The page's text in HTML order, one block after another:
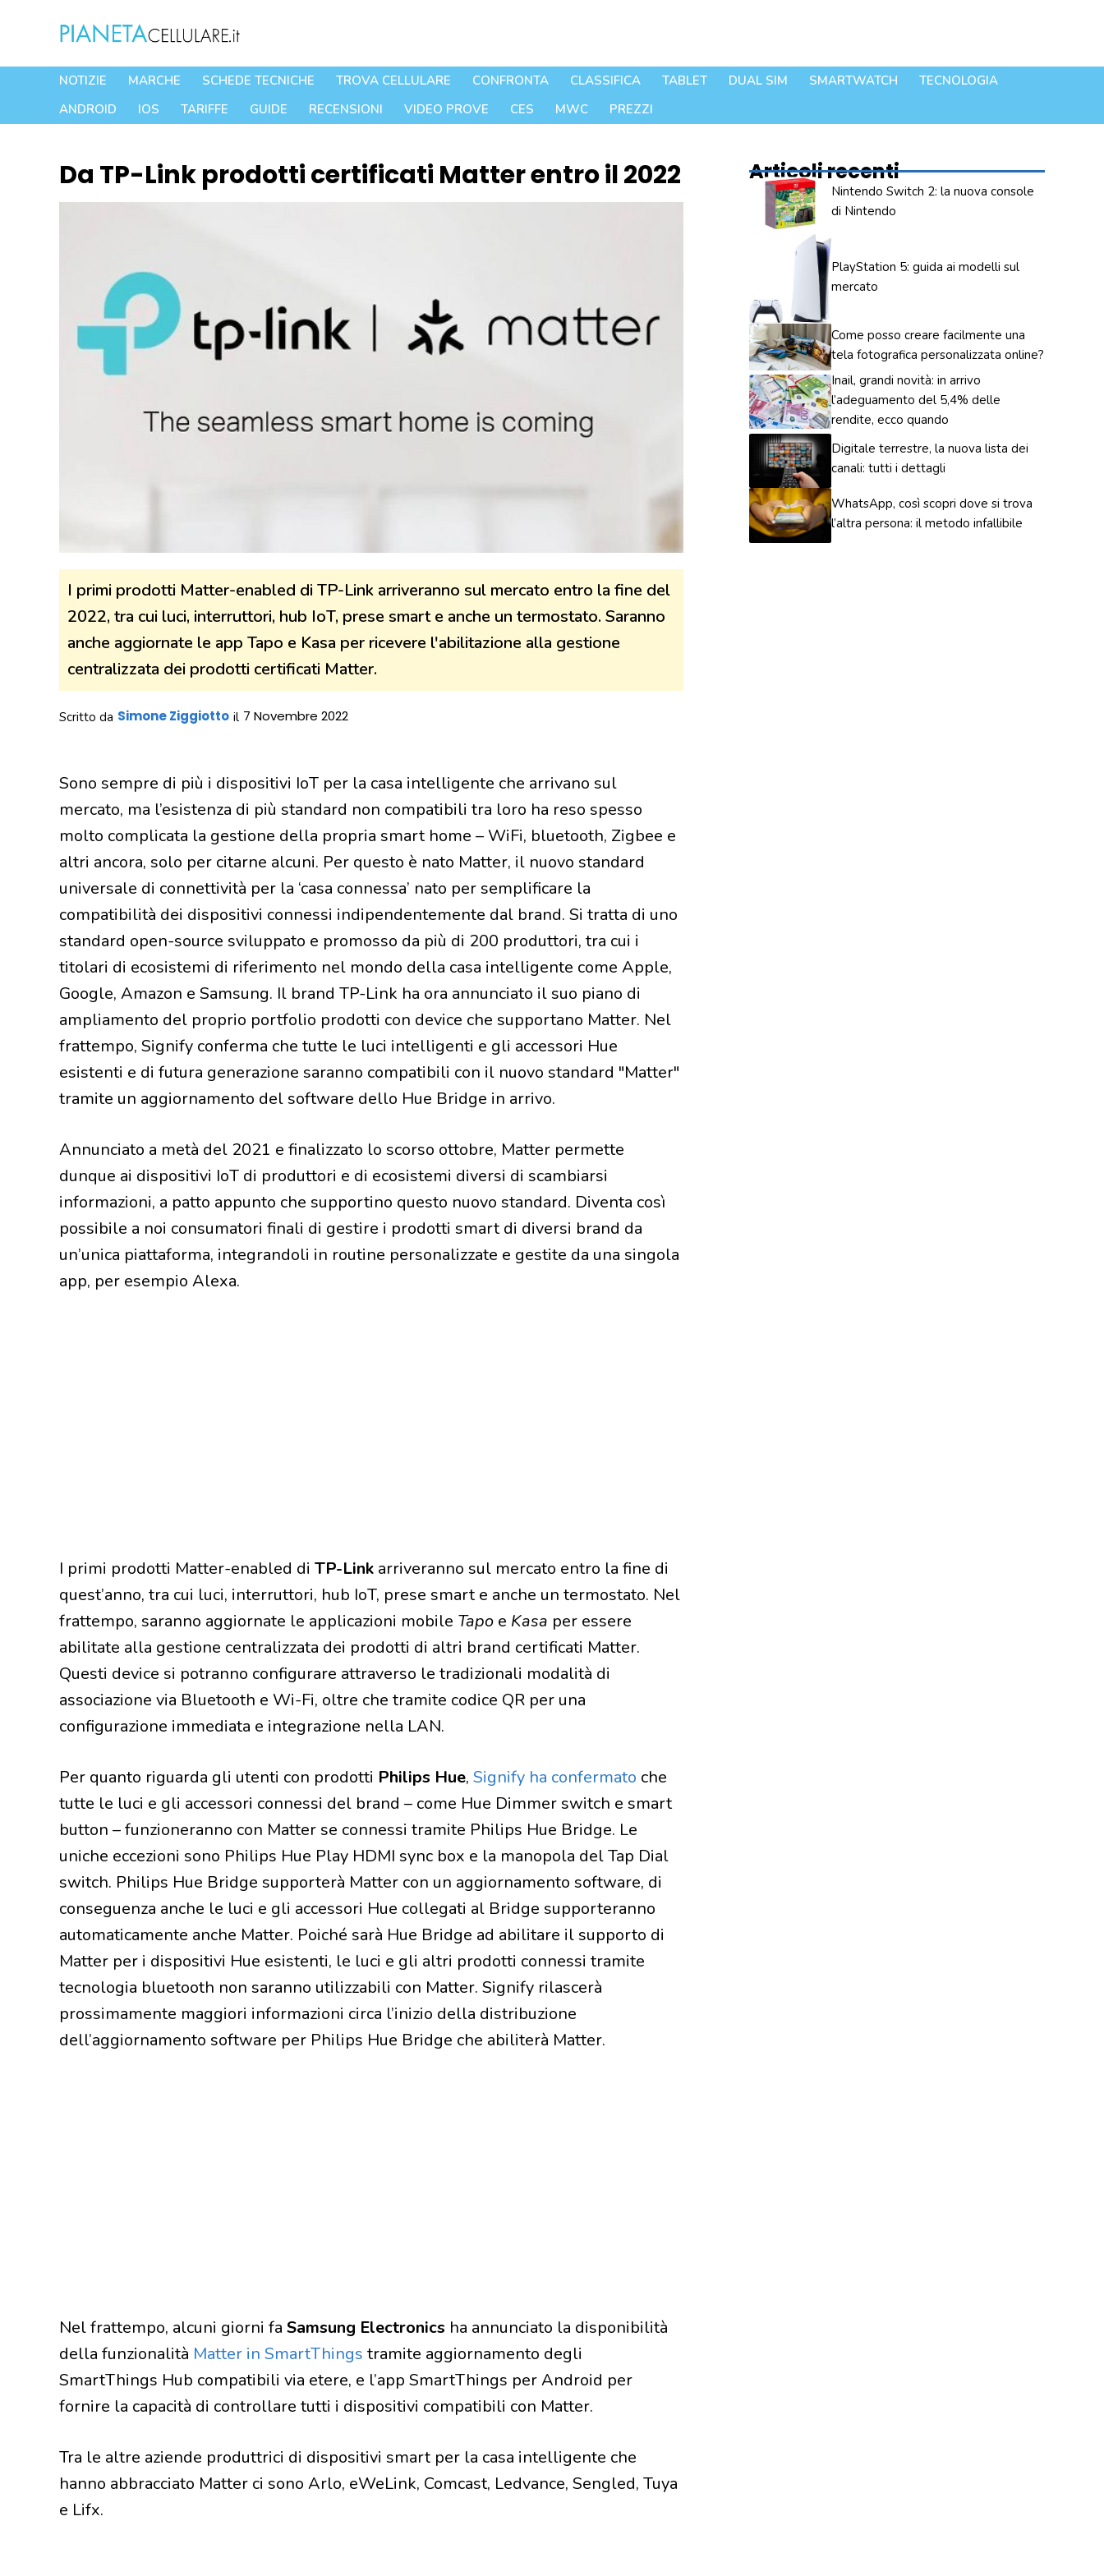
contenuto
NOTIZIE MARCHE SCHEDE TECNICHE TROVA CELLULARE CONFRONTA CLASSIFICA TABLET DUAL SIM SMARTWATCH
TECNOLOGIA
ANDROID
IOS TARIFFE GUIDE RECENSIONI VIDEO PROVE CES MWC PREZZI
Da TP-Link prodotti certificati Matter entro il 2022
I primi prodotti Matter-enabled di TP-Link arriveranno sul mercato entro la fine del
2022, tra cui luci, interruttori, hub IoT, prese smart e anche un termostato. Saranno
anche aggiornate le app Tapo e Kasa per ricevere l'abilitazione alla gestione
centralizzata dei prodotti certificati Matter.
Scritto da Simone Ziggiotto il 7 Novembre 2022
Sono sempre di più i dispositivi IoT per la casa intelligente che arrivano sul
mercato, ma l’esistenza di più standard non compatibili tra loro ha reso spesso
molto complicata la gestione della propria smart home – WiFi, bluetooth, Zigbee e
altri ancora, solo per citarne alcuni. Per questo è nato Matter, il nuovo standard
universale di connettività per la ‘casa connessa’ nato per semplificare la
compatibilità dei dispositivi connessi indipendentemente dal brand. Si tratta di uno
standard open-source sviluppato e promosso da più di 200 produttori, tra cui i
titolari di ecosistemi di riferimento nel mondo della casa intelligente come Apple,
Google, Amazon e Samsung. Il brand TP-Link ha ora annunciato il suo piano di
ampliamento del proprio portfolio prodotti con device che supportano Matter. Nel
frattempo, Signify conferma che tutte le luci intelligenti e gli accessori Hue
esistenti e di futura generazione saranno compatibili con il nuovo standard "Matter"
tramite un aggiornamento del software dello Hue Bridge in arrivo.
Annunciato a metà del 2021 e finalizzato lo scorso ottobre, Matter permette
dunque ai dispositivi IoT di produttori e di ecosistemi diversi di scambiarsi
informazioni, a patto appunto che supportino questo nuovo standard. Diventa così
possibile a noi consumatori finali di gestire i prodotti smart di diversi brand da
un’unica piattaforma, integrandoli in routine personalizzate e gestite da una singola
app, per esempio Alexa.
I primi prodotti Matter-enabled di TP-Link arriveranno sul mercato entro la fine di
quest’anno, tra cui luci, interruttori, hub IoT, prese smart e anche un termostato. Nel
frattempo, saranno aggiornate le applicazioni mobile Tapo e Kasa per essere
abilitate alla gestione centralizzata dei prodotti di altri brand certificati Matter.
Questi device si potranno configurare attraverso le tradizionali modalità di
associazione via Bluetooth e Wi-Fi, oltre che tramite codice QR per una
configurazione immediata e integrazione nella LAN.
Per quanto riguarda gli utenti con prodotti Philips Hue, Signify ha confermato che
tutte le luci e gli accessori connessi del brand – come Hue Dimmer switch e smart
button – funzioneranno con Matter se connessi tramite Philips Hue Bridge. Le
uniche eccezioni sono Philips Hue Play HDMI sync box e la manopola del Tap Dial
switch. Philips Hue Bridge supporterà Matter con un aggiornamento software, di
conseguenza anche le luci e gli accessori Hue collegati al Bridge supporteranno
automaticamente anche Matter. Poiché sarà Hue Bridge ad abilitare il supporto di
Matter per i dispositivi Hue esistenti, le luci e gli altri prodotti connessi tramite
tecnologia bluetooth non saranno utilizzabili con Matter. Signify rilascerà
prossimamente maggiori informazioni circa l’inizio della distribuzione
dell’aggiornamento software per Philips Hue Bridge che abiliterà Matter.
Nel frattempo, alcuni giorni fa Samsung Electronics ha annunciato la disponibilità
della funzionalità Matter in SmartThings tramite aggiornamento degli
SmartThings Hub compatibili via etere, e l’app SmartThings per Android per
fornire la capacità di controllare tutti i dispositivi compatibili con Matter.
Tra le altre aziende produttrici di dispositivi smart per la casa intelligente che
hanno abbracciato Matter ci sono Arlo, eWeLink, Comcast, Ledvance, Sengled, Tuya
e Lifx.
Articoli recenti
Nintendo Switch 2: la nuova console
di Nintendo
PlayStation 5: guida ai modelli sul
mercato
Come posso creare facilmente una
tela fotografica personalizzata online?
Inail, grandi novità: in arrivo
l’adeguamento del 5,4% delle
rendite, ecco quando
Digitale terrestre, la nuova lista dei
canali: tutti i dettagli
WhatsApp, così scopri dove si trova
l’altra persona: il metodo infallibile